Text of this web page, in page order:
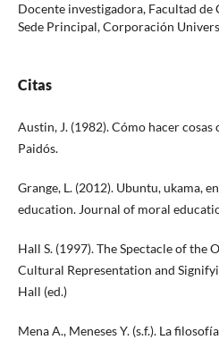
Docente investigadora, Facultad de
Sede Principal, Corporación
Citas
Austin, J. (1982). Cómo hacer cosas
Paidós.
Grange, L. (2012). Ubuntu, ukama,
education. Journal of moral
Hall S. (1997). The Spectacle of the
Cultural Representation and
Hall (ed.)
Mena A., Meneses Y. (s.f.). La